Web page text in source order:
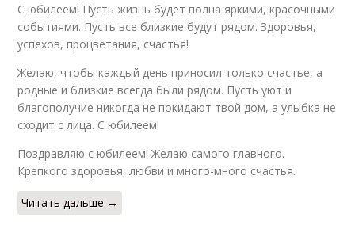
С юбилеем! Пусть жизнь будет полна яркими, красочными
событиями. Пусть все близкие будут рядом. Здоровья,
успехов, процветания, счастья!
Желаю, чтобы каждый день приносил только счастье, а
родные и близкие всегда были рядом. Пусть уют и
благополучие никогда не покидают твой дом, а улыбка не
сходит с лица. С юбилеем!
Поздравляю с юбилеем! Желаю самого главного.
Крепкого здоровья, любви и много-много счастья.
Читать дальше →